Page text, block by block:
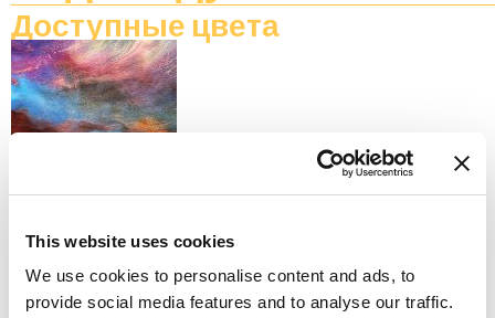
This website uses cookies
We use cookies to personalise content and ads, to
provide social media features and to analyse our traffic.
Доступные цвета
P - POLYCHROME
Доступные варианты отделки